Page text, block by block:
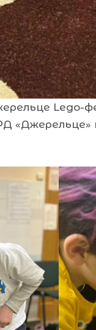
Lego-